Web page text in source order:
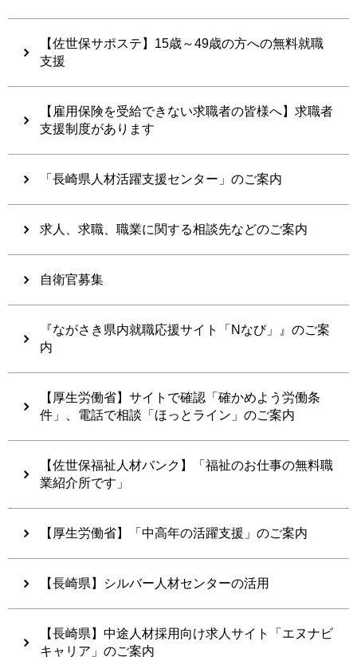
【佐世保サポステ】15歳～49歳の方への無料就職
支援
【雇用保険を受給できない求職者の皆様へ】求職者
支援制度があります
「長崎県人材活躍支援センター」のご案内
求人、求職、職業に関する相談先などのご案内
自衛官募集
『ながさき県内就職応援サイト「Nなび」』のご案
内
【厚生労働省】サイトで確認「確かめよう労働条
件」、電話で相談「ほっとライン」のご案内
【佐世保福祉人材バンク】「福祉のお仕事の無料職
業紹介所です」
【厚生労働省】「中高年の活躍支援」のご案内
【長崎県】シルバー人材センターの活用
【長崎県】中途人材採用向け求人サイト「エヌナビ
キャリア」のご案内